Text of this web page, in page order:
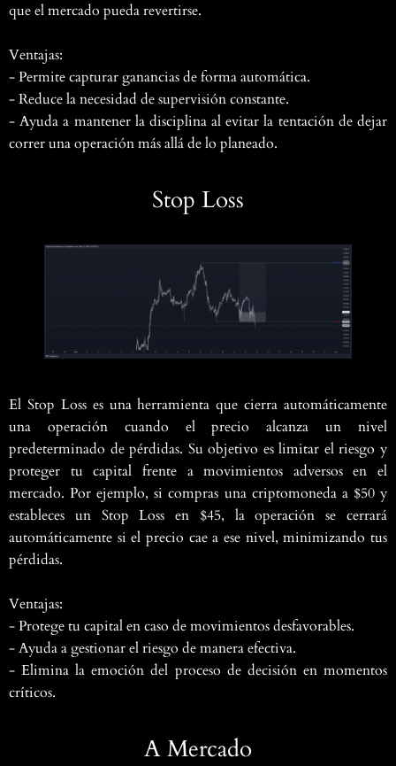
que el mercado pueda revertirse.
Ventajas:
- Permite capturar ganancias de forma automática.
- Reduce la necesidad de supervisión constante.
- Ayuda a mantener la disciplina al evitar la tentación de dejar
correr una operación más allá de lo planeado.
Stop Loss
El Stop Loss es una herramienta que cierra automáticamente
una operación cuando el precio alcanza un nivel
predeterminado de pérdidas. Su objetivo es limitar el riesgo y
proteger tu capital frente a movimientos adversos en el
mercado. Por ejemplo, si compras una criptomoneda a $50 y
estableces un Stop Loss en $45, la operación se cerrará
automáticamente si el precio cae a ese nivel, minimizando tus
pérdidas.
Ventajas:
- Protege tu capital en caso de movimientos desfavorables.
- Ayuda a gestionar el riesgo de manera efectiva.
- Elimina la emoción del proceso de decisión en momentos
críticos.
A Mercado